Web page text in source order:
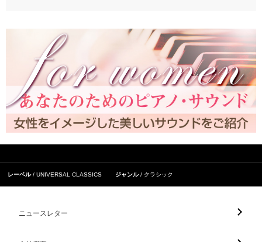
レーベル UNIVERSAL CLASSICS ジャンル クラシック
ニュースレター